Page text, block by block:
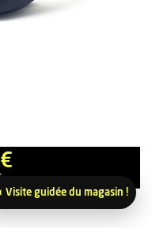
€
Visite guidée du magasin !